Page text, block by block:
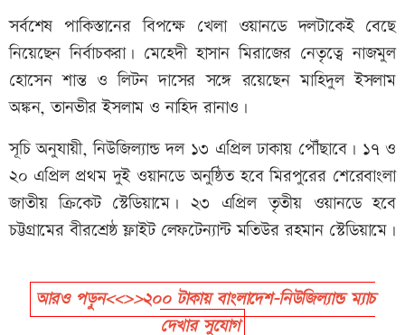
সর্বশেষ পাকিস্তানের বিপক্ষে খেলা ওয়ানডে দলটাকেই বেছে
নিয়েছেন নির্বাচকরা। মেহেদী হাসান মিরাজের নেতৃত্বে নাজমুল
হোসেন শান্ত ও লিটন দাসের সঙ্গে রয়েছেন মাহিদুল ইসলাম
অঙ্কন, তানভীর ইসলাম ও নাহিদ রানাও।
সূচি অনুযায়ী, নিউজিল্যান্ড দল ১৩ এপ্রিল ঢাকায় পৌঁছাবে। ১৭ ও
২০ এপ্রিল প্রথম দুই ওয়ানডে অনুষ্ঠিত হবে মিরপুরের শেরেবাংলা
জাতীয় ক্রিকেট স্টেডিয়ামে। ২৩ এপ্রিল তৃতীয় ওয়ানডে হবে
চট্টগ্রামের বীরশ্রেষ্ঠ ফ্লাইট লেফটেন্যান্ট মতিউর রহমান স্টেডিয়ামে।
আরও পড়ুন<<>>২০০ টাকায় বাংলাদেশ-নিউজিল্যান্ড ম্যাচ
দেখার সুযোগ